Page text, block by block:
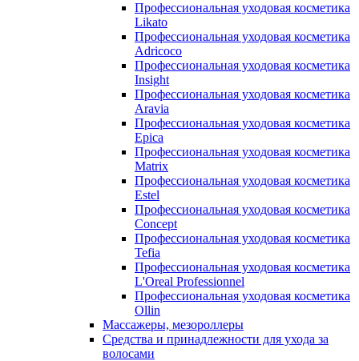
Профессиональная уходовая косметика
Likato
Профессиональная уходовая косметика
Adricoco
Профессиональная уходовая косметика
Insight
Профессиональная уходовая косметика
Aravia
Профессиональная уходовая косметика
Epica
Профессиональная уходовая косметика
Matrix
Профессиональная уходовая косметика
Estel
Профессиональная уходовая косметика
Concept
Профессиональная уходовая косметика
Tefia
Профессиональная уходовая косметика
L'Oreal Professionnel
Профессиональная уходовая косметика
Ollin
Массажеры, мезороллеры
Средства и принадлежности для ухода за
волосами